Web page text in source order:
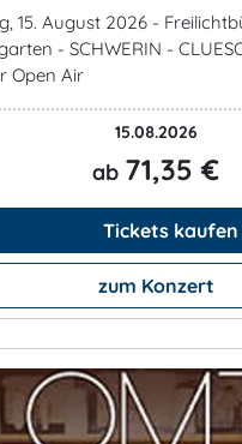
15. August 2026 -
- SCHWERIN -
Open Air
15.08.2026
ab 71,35 €
Tickets kaufen
zum Konzert